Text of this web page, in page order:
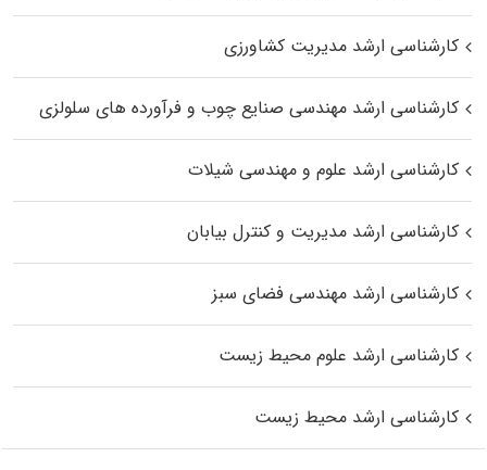
کارشناسی ارشد مدیریت کشاورزی
کارشناسی ارشد مهندسی صنایع چوب و فرآورده‌ های سلولزی
کارشناسی ارشد علوم و مهندسی شیلات
کارشناسی ارشد مدیریت و کنترل بیابان
کارشناسی ارشد مهندسی فضای سبز
کارشناسی ارشد علوم محیط‌ زیست
کارشناسی ارشد محیط زیست